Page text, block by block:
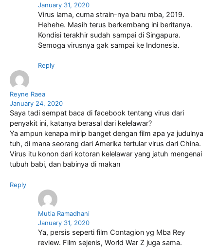
January 31, 2020
Virus lama, cuma strain-nya baru mba, 2019.
Hehehe. Masih terus berkembang ini beritanya.
Kondisi terakhir sudah sampai di Singapura.
Semoga virusnya gak sampai ke Indonesia.
Reply
Reyne Raea
January 24, 2020
Saya tadi sempat baca di facebook tentang virus dari
penyakit ini, katanya berasal dari kelelawar?
Ya ampun kenapa mirip banget dengan film apa ya judulnya
tuh, di mana seorang dari Amerika tertular virus dari China.
Virus itu konon dari kotoran kelelawar yang jatuh mengenai
tubuh babi, dan babinya di makan
Reply
Mutia Ramadhani
January 31, 2020
Ya, persis seperti film Contagion yg Mba Rey
review. Film sejenis, World War Z juga sama.